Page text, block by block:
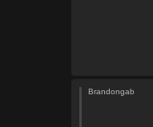
Brandongab